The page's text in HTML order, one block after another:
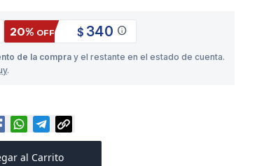
20% OFF $ 340 info
de la compra y el restante en el estado de cuenta.
.
al Carrito